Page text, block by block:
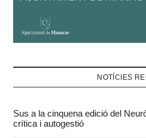
NOTÍCIES
Sus a la cinquena edició del
crítica i autogestió